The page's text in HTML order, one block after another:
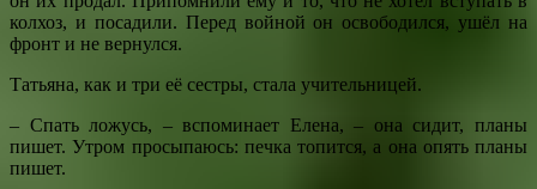
колхоз, и посадили. Перед войной он освободился, ушёл на
фронт и не вернулся.
Татьяна, как и три её сестры, стала учительницей.
– Спать ложусь, – вспоминает Елена, – она сидит, планы
пишет. Утром просыпаюсь: печка топится, а она опять планы
пишет.